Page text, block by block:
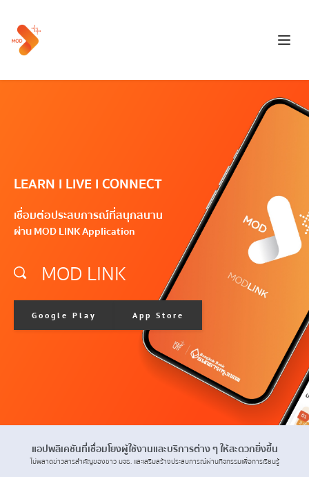
LEARN l LIVE l CONNECT
เชื่อมต่อประสบการณ์ที่สนุกสนาน
ผ่าน MOD LINK Application
MOD LINK
Google Play App Store
แอปพลิเคชันที่เชื่อมโยงผู้ใช้งานและบริการต่าง ๆ ให้สะดวกยิ่งขึ้น
ไม่พลาดข่าวสารสำคัญของชาว มจธ. และเสริมสร้างประสบการณ์ผ่านกิจกรรมเพื่อการเรียนรู้